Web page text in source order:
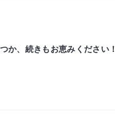
か、続きもお恵みください！